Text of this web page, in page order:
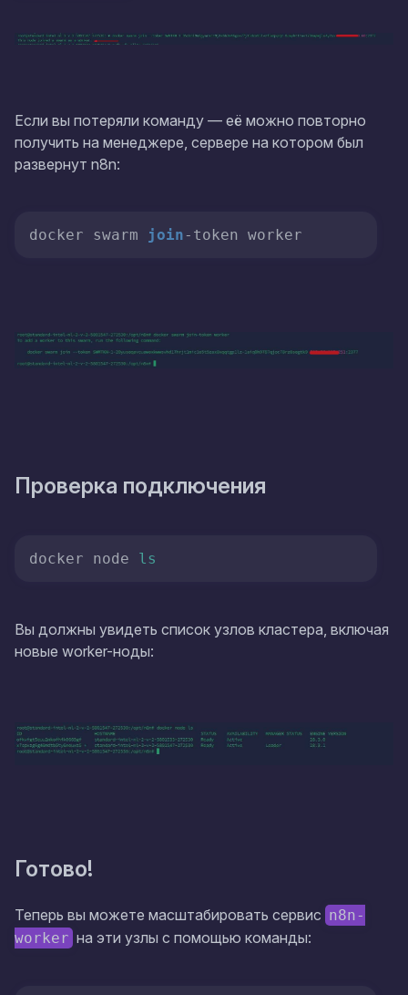
Если вы потеряли команду — её можно повторно
получить на менеджере, сервере на котором был
развернут n8n:
docker swarm join-token worker
Проверка подключения
docker node ls
Вы должны увидеть список узлов кластера, включая
новые worker-ноды:
Готово!
Теперь вы можете масштабировать сервис n8n-
worker на эти узлы с помощью команды: